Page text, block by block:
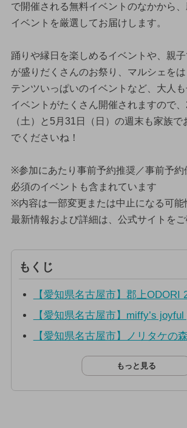
で開催される無料イベントのなかから
イベントを厳選してお届けします。
踊りや縁日を楽しめるイベントや、親
が盛りだくさんのお祭り、マルシェを
テンツいっぱいのイベントなど、大人
イベントがたくさん開催されますので
（土）と5月31日（日）の週末も家族
でくださいね！
※参加にあたり事前予約推奨／事前予約
必須のイベントも含まれています
※内容は一部変更または中止になる可能
最新情報および詳細は、公式サイトを
もくじ
【愛知県名古屋市】郡上ODORI
【愛知県名古屋市】miffy’s joyful
【愛知県名古屋市】ノリタケの
もっと見る